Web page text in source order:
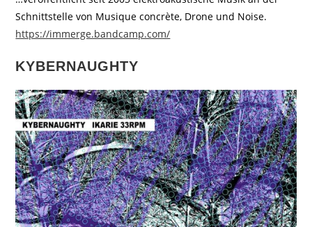
Schnittstelle von Musique concrète, Drone und Noise.
https://immerge.bandcamp.com/
KYBERNAUGHTY